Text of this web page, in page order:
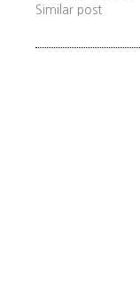
Similar post